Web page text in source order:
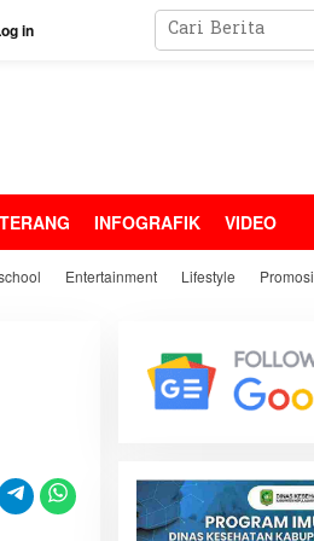
in
INFOGRAFIK VIDEO
Entertainment Lifestyle Promosi